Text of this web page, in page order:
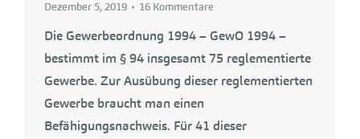
Dezember 5, 2019
16 Kommentare
Die Gewerbeordnung 1994 – GewO 1994 –
bestimmt im § 94 insgesamt 75 reglementierte
Gewerbe. Zur Ausübung dieser reglementierten
Gewerbe braucht man einen
Befähigungsnachweis. Für 41 dieser